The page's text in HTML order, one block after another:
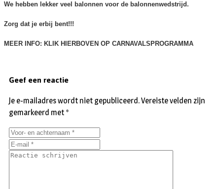
We hebben lekker veel balonnen voor de balonnenwedstrijd.
Zorg dat je erbij bent!!!
MEER INFO: KLIK HIERBOVEN OP CARNAVALSPROGRAMMA
Geef een reactie
Je e-mailadres wordt niet gepubliceerd.Vereiste velden zijn
gemarkeerd met *